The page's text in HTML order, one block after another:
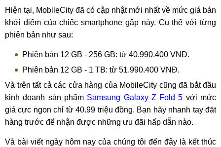
Hiện tại, MobileCity đã có cập nhật mới nhất về mức giá bán
khởi điểm của chiếc smartphone gập này. Cụ thể với từng
phiên bản như sau:
Phiên bản 12 GB - 256 GB: từ 40.990.400 VNĐ.
Phiên bản 12 GB - 1 TB: từ 51.990.400 VNĐ.
Và trên tất cả các cửa hàng của MobileCity cũng đã bắt đầu
kinh doanh sản phẩm Samsung Galaxy Z Fold 5 với mức
giá cực ngon chỉ từ 40.99 triệu đồng. Bạn hãy nhanh tay đặt
hàng trước để nhận được những ưu đãi hấp dẫn nào.
Và bài viết ngày hôm nay của chúng tôi đến đây là kết thúc